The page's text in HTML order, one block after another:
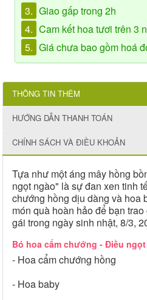
3. Giao gấp trong 2h
4. Cam kết hoa tươi trên 3
5. Giá chưa bao gồm hoá
THÔNG TIN THÊM
HƯỚNG DẪN THANH TOÁN
CHÍNH SÁCH VÀ ĐIỀU KHOẢN
Tựa như một áng mây hồng
ngọt ngào" là sự đan xen tinh
chướng hồng dịu dàng và hoa
món quà hoàn hảo để bạn
gái trong ngày sinh nhật, 8/3,
Bó hoa cẩm chướng - Điều
- Hoa cẩm chướng hồng
- Hoa baby